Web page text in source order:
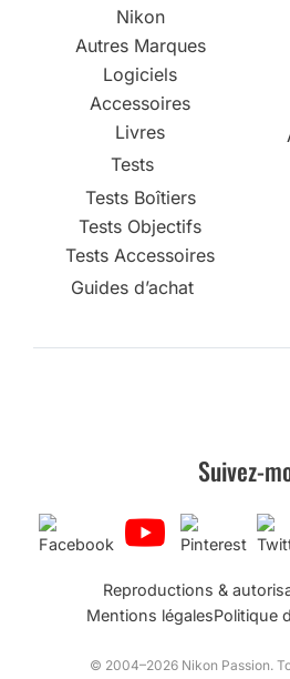
Nikon
Autres Marques
Logiciels
Accessoires
Livres
Tests
Tests Boîtiers
Tests Objectifs
Tests Accessoires
Guides d’achat
Suivez-
Reproductions &
Mentions légalesPolitique
© 2004–2026 Nikon Passion.